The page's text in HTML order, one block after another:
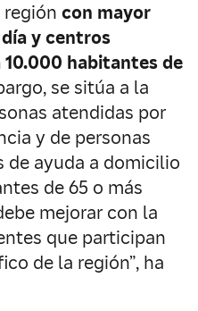
región con mayor
y centros
habitantes de
se sitúa a la
atendidas por
y de personas
de ayuda a domicilio
de 65 o más
mejorar con la
que participan
de la región”, ha